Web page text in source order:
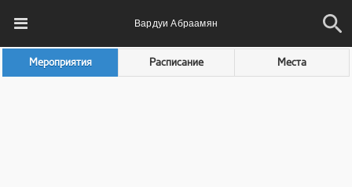
Вардуи Абраамян
Мероприятия Расписание Места